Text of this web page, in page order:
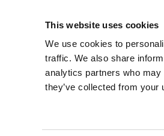
This website uses cookies
We use cookies to
traffic. We also share
analytics partners who may
they’ve collected from your
- Køkkenudstyr til professionelle og
Køkkenredskaber